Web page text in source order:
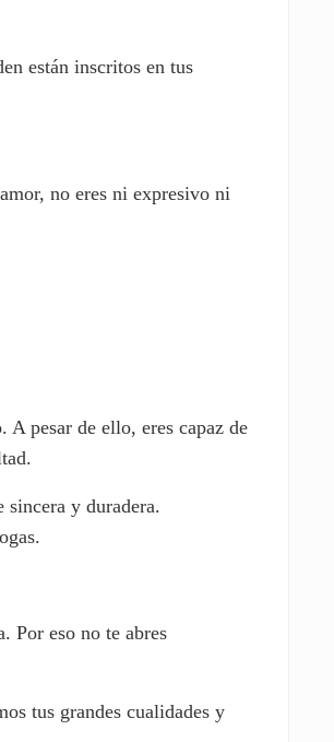
están inscritos en tus
no eres ni expresivo ni
pesar de ello, eres capaz de
sincera y duradera.
Por eso no te abres
tus grandes cualidades y